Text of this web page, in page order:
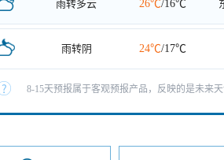
雨转多云 26℃/16℃
雨转阴 24℃/17℃
8-15天预报属于客观预报产品，反映的是未来